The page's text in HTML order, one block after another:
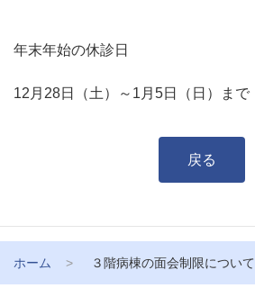
年末年始の休診日
12月28日（土）～1月5日（日）まで
戻る
ホーム ３階病棟の面会制限について